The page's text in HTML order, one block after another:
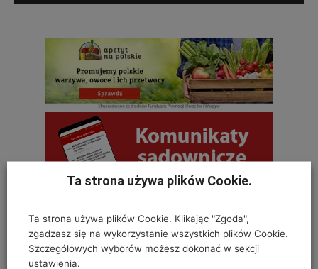
OSTATNIE KOMENTARZE
Krystyna
Ta strona używa plików Cookie.
Ta strona używa plików Cookie. Klikając "Zgoda",
zgadzasz się na wykorzystanie wszystkich plików Cookie.
Szczegółowych wyborów możesz dokonać w sekcji
ustawienia.